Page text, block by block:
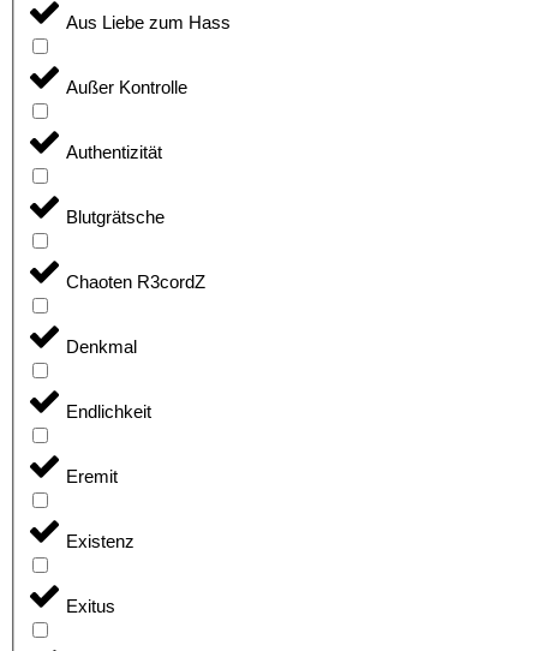
Aus Liebe zum Hass
Außer Kontrolle
Authentizität
Blutgrätsche
Chaoten R3cordZ
Denkmal
Endlichkeit
Eremit
Existenz
Exitus